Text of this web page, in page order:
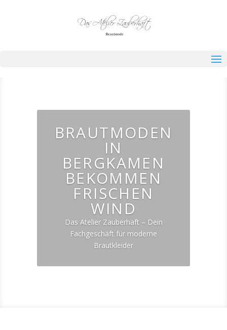
BRAUTMODEN
IN
BERGKAMEN
BEKOMMEN
FRISCHEN
WIND
Das Atelier Zauberhaft – Dein
Fachgeschäft für moderne
Brautkleider